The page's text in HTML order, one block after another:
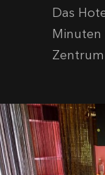
Das
Minuten